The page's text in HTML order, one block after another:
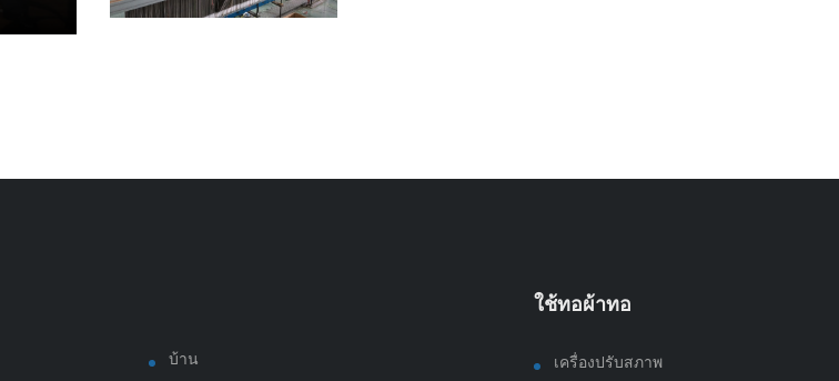
บ้าน
ใช้ทอผ้าทอ
เครื่องปรับสภาพ